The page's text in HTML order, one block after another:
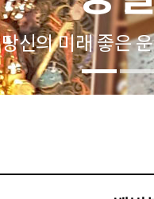
당신의 미래 좋은